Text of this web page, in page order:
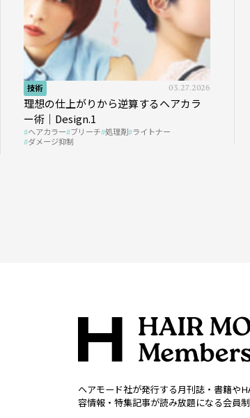
技術 03.27.2026
理想の仕上がりから逆算するヘアカラ
ー術｜Design.1
ヘアカラー ブリーチ 処理剤 ライトナー
ダメージ抑制
ヘアモード社が発行する月刊誌・書籍や
容情報・特集記事が読み放題になる会員制